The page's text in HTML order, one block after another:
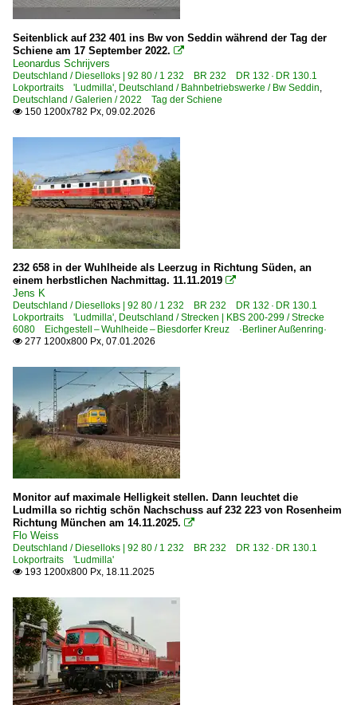
Treffen 2010
2010-03-20 Eisenach und Bebra
Dänemark
Bahnhöfe
Padborg
Deutschland
Bahnbetriebswerke
Ag Wanne-Eickel
Bw Berlin-Pankow
Bw Chemnitz (Karl-Marx-Stadt)
Bw Cottbus
Bw Gera
Bw Halle (Saale) Instandhaltung
Bw Lutherstadt Wittenberg
Bw Meiningen (Dampflokwerk)
Bw Saalfeld
Bw Seddin
Bw Seelze
Bw Stralsund
Bw Weimar bis 1967
Bahndienstfahrzeuge
Winterdienst
Bahndienstfahrzeuge | Triebfahrzeuge
1 232 BR 232 'Ludmilla'
1983
1984
1990
1993
1994
1995
1996
1997
1998
1999
2000
2000
2001
2002
2003
2005
2006
2007
2009
2010
2010
2011
Seitenblick auf 232 401 ins Bw von Seddin während der Tag der
Schiene am 17 September 2022. 
Leonardus Schrijvers
Deutschland / Dieselloks | 92 80 / 1 232 BR 232 DR 132 · DR 130.1
Lokportraits 'Ludmilla', Deutschland / Bahnbetriebswerke / Bw Seddin,
Deutschland / Galerien / 2022 Tag der Schiene
 150 1200x782 Px, 09.02.2026
232 658 in der Wuhlheide als Leerzug in Richtung Süden, an
einem herbstlichen Nachmittag. 11.11.2019 
Jens K
Deutschland / Dieselloks | 92 80 / 1 232 BR 232 DR 132 · DR 130.1
Lokportraits 'Ludmilla', Deutschland / Strecken | KBS 200-299 / Strecke
6080 Eichgestell – Wuhlheide – Biesdorfer Kreuz ·Berliner Außenring·
 277 1200x800 Px, 07.01.2026
Monitor auf maximale Helligkeit stellen. Dann leuchtet die
Ludmilla so richtig schön Nachschuss auf 232 223 von Rosenheim
Richtung München am 14.11.2025. 
Flo Weiss
Deutschland / Dieselloks | 92 80 / 1 232 BR 232 DR 132 · DR 130.1
Lokportraits 'Ludmilla'
 193 1200x800 Px, 18.11.2025